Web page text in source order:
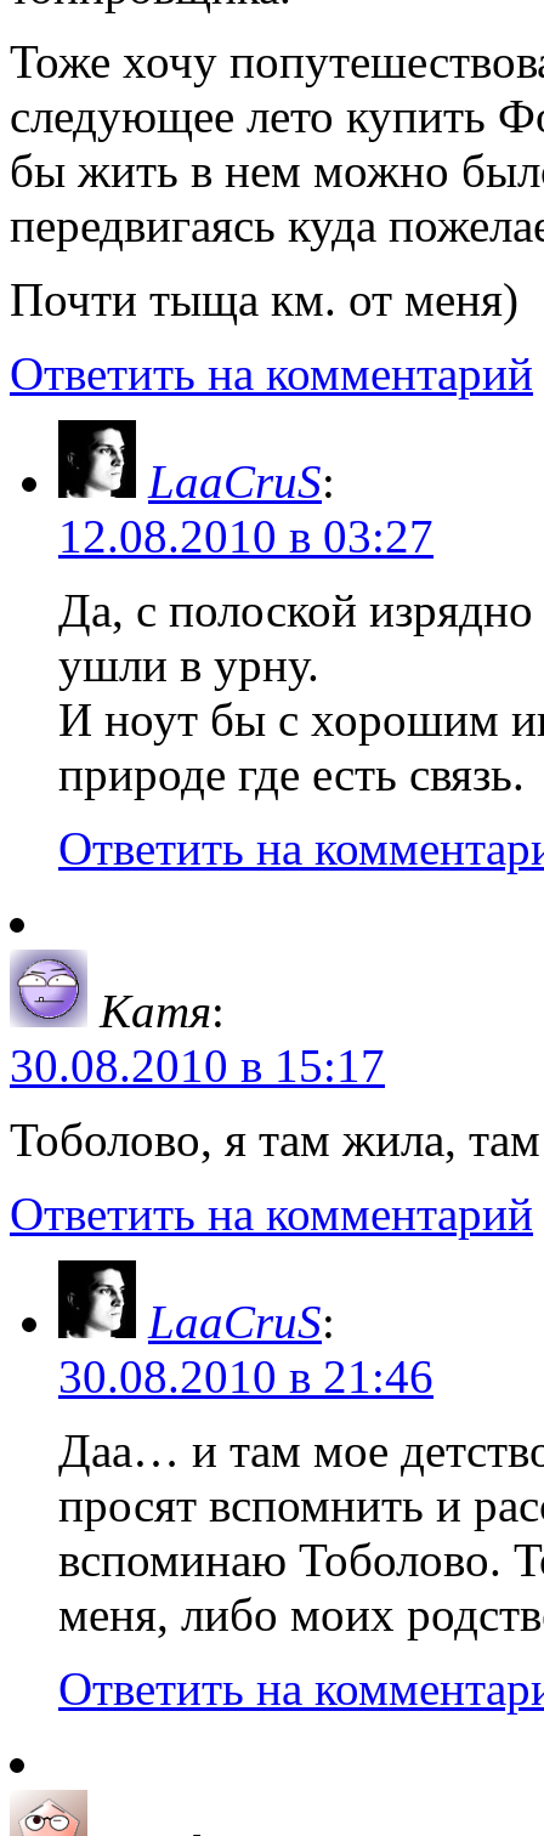
Тоже хочу
следующее лето купить
бы жить в нем можно
передвигаясь куда
Почти тыща км. от меня)
Ответить на комментарий
LaaCruS:
12.08.2010 в 03:27
Да, с полоской
ушли в урну.
И ноут бы с хорошим
природе где есть связь.
Ответить на
Катя:
30.08.2010 в 15:17
Тоболово, я там жила,
Ответить на комментарий
LaaCruS:
30.08.2010 в 21:46
Даа… и там мое
просят вспомнить и
вспоминаю Тоболово.
меня, либо моих
Ответить на